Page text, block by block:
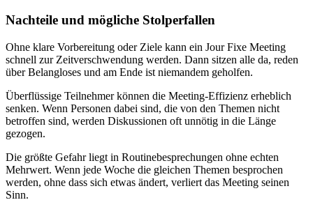
Nachteile und mögliche Stolperfallen
Ohne klare Vorbereitung oder Ziele kann ein Jour Fixe Meeting
schnell zur Zeitverschwendung werden. Dann sitzen alle da, reden
über Belangloses und am Ende ist niemandem geholfen.
Überflüssige Teilnehmer können die Meeting-Effizienz erheblich
senken. Wenn Personen dabei sind, die von den Themen nicht
betroffen sind, werden Diskussionen oft unnötig in die Länge
gezogen.
Die größte Gefahr liegt in Routinebesprechungen ohne echten
Mehrwert. Wenn jede Woche die gleichen Themen besprochen
werden, ohne dass sich etwas ändert, verliert das Meeting seinen
Sinn.